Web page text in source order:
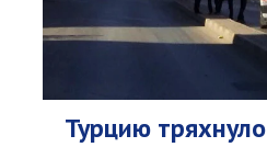
Турцию тряхнуло